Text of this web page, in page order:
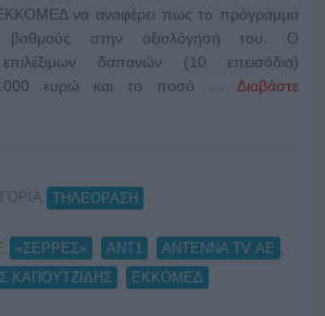
να αναφέρει πως το πρόγραμμα
βαθμούς στην αξιολόγησή του. Ο
δαπανών (10 επεισόδια)
ευρώ και το ποσό …Διαβάστε
ΤΗΛΕΟΡΑΣΗ
«ΣΈΡΡΕΣ» ANT1 ANTENNA TV ΑΕ
ΚΑΠΟΥΤΖΙΔΗΣ ΕΚΚΟΜΕΔ